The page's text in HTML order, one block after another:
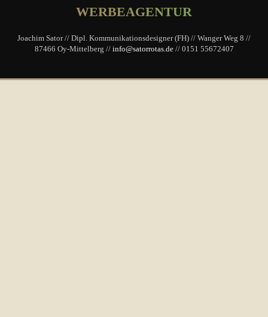
Alpinsport
WERBEAGENTUR
Joachim Sator // Dipl. Kommunikationsdesigner (FH) // Wanger Weg 8 //
87466 Oy-Mittelberg // info@satorrotas.de// 0151 55672407